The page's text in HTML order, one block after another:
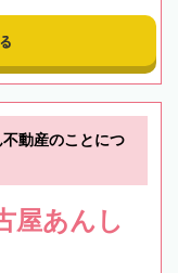
不動産のことにつ
屋あんし